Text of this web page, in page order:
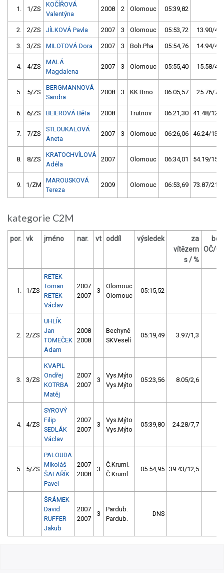
1. 1/ZS
KOČÍŘOVÁ
Valentýna
2008 2 Olomouc 05:39,82
2. 2/ZS JÍLKOVÁ Pavla 2007 3 Olomouc 05:53,72 13.90/4,1
3. 3/ZS MILOTOVÁ Dora 2007 3 Boh.Pha 05:54,76 14.94/4,4
4. 4/ZS
MALÁ
Magdalena
2007 3 Olomouc 05:55,40 15.58/4,6
5. 5/ZS
BERGMANNOVÁ
Sandra
2008 3 KK Brno 06:05,57 25.76/7,6
6. 6/ZS BEIEROVÁ Běta 2008 Trutnov 06:21,30 41.48/12,2
7. 7/ZS
STLOUKALOVÁ
Aneta
2007 3 Olomouc 06:26,06 46.24/13,6
8. 8/ZS
KRATOCHVÍLOVÁ
Adéla
2007 Olomouc 06:34,01 54.19/15,9
9. 1/ZM
MAROUSKOVÁ
Tereza
2009 Olomouc 06:53,69 73.87/21,7
kategorie C2M
por. vk jméno nar. vt oddíl výsledek
za
vítězem
s / %
OČ/
1. 1/ZS
RETEK
Toman
RETEK
Václav
2007
2007
3
Olomouc
Olomouc
05:15,52
2. 2/ZS
UHLÍK
Jan
TOMEČEK
Adam
2008
2008
Bechyně
SKVeselí
05:19,49 3.97/1,3
3. 3/ZS
KVAPIL
Ondřej
KOTRBA
Matěj
2007
2007
3
Vys.Mýto
Vys.Mýto
05:23,56 8.05/2,6
4. 4/ZS
SYROVÝ
Filip
SEDLÁK
Václav
2007
2007
3
Vys.Mýto
Vys.Mýto
05:39,80 24.28/7,7
5. 5/ZS
PALOUDA
Mikoláš
ŠAFAŘÍK
Pavel
2007
2008
3
Č.Kruml.
Č.Kruml.
05:54,95 39.43/12,5
ŠRÁMEK
David
RUFFER
Jakub
2007
2007
3
Pardub.
Pardub.
DNS